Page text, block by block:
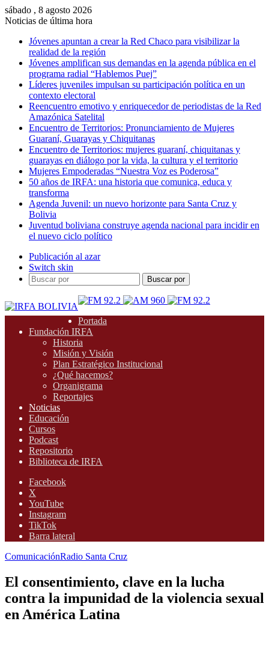
sábado , 8 agosto 2026
Noticias de última hora
Jóvenes apuntan a crear la Red Chaco para visibilizar la
realidad de la región
Jóvenes amplifican sus demandas en la agenda pública en el
programa radial “Hablemos Puej”
Líderes juveniles impulsan su participación política en un
contexto electoral
Reencuentro emotivo y enriquecedor de periodistas de la Red
Amazónica Satelital
Encuentro de Territorios: Pronunciamiento de Mujeres
Guaraní, Guarayas y Chiquitanas
Encuentro de Territorios: mujeres guaraní, chiquitanas y
guarayas en diálogo por la vida, la cultura y el territorio
Mujeres Empoderadas “Nuestra Voz es Poderosa”
50 años de IRFA: una historia que comunica, educa y
transforma
Agenda Juvenil: un nuevo horizonte para Santa Cruz y
Bolivia
Juventud boliviana construye agenda nacional para incidir en
el nuevo ciclo político
Publicación al azar
Switch skin
Buscar por
Portada
Fundación IRFA
Historia
Misión y Visión
Plan Estratégico Institucional
¿Qué hacemos?
Organigrama
Reportajes
Noticias
Educación
Cursos
Podcast
Repositorio
Biblioteca de IRFA
Facebook
X
YouTube
Instagram
TikTok
Barra lateral
ComunicaciónRadio Santa Cruz
El consentimiento, clave en la lucha
contra la impunidad de la violencia sexual
en América Latina